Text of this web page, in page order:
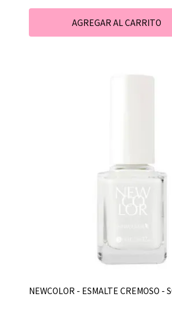
NEWCOLOR - ESMALTE CREMOSO -